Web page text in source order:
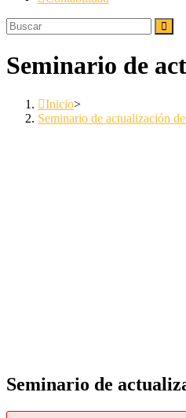
Seminario de
Inicio>
Seminario de actualización
Seminario de